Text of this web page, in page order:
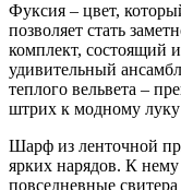
Фуксия – цвет,
позволяет стать
комплект, состоящий
удивительный
теплого вельвета –
штрих к модному
Шарф из ленточной
ярких нарядов. К
повседневные